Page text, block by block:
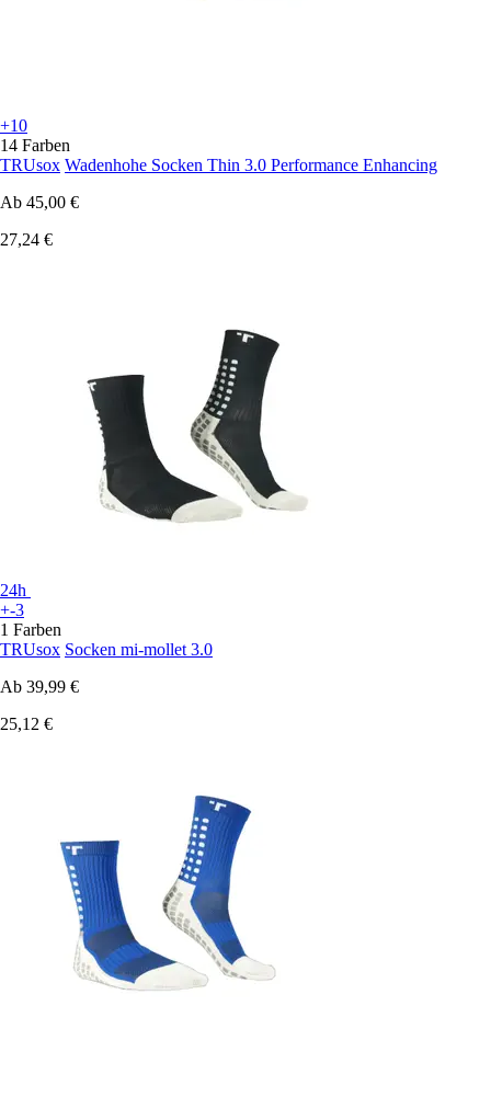
+10
14 Farben
TRUsox Wadenhohe Socken Thin 3.0 Performance Enhancing
Ab 45,00 €
27,24 €
24h
+-3
1 Farben
TRUsox Socken mi-mollet 3.0
Ab 39,99 €
25,12 €